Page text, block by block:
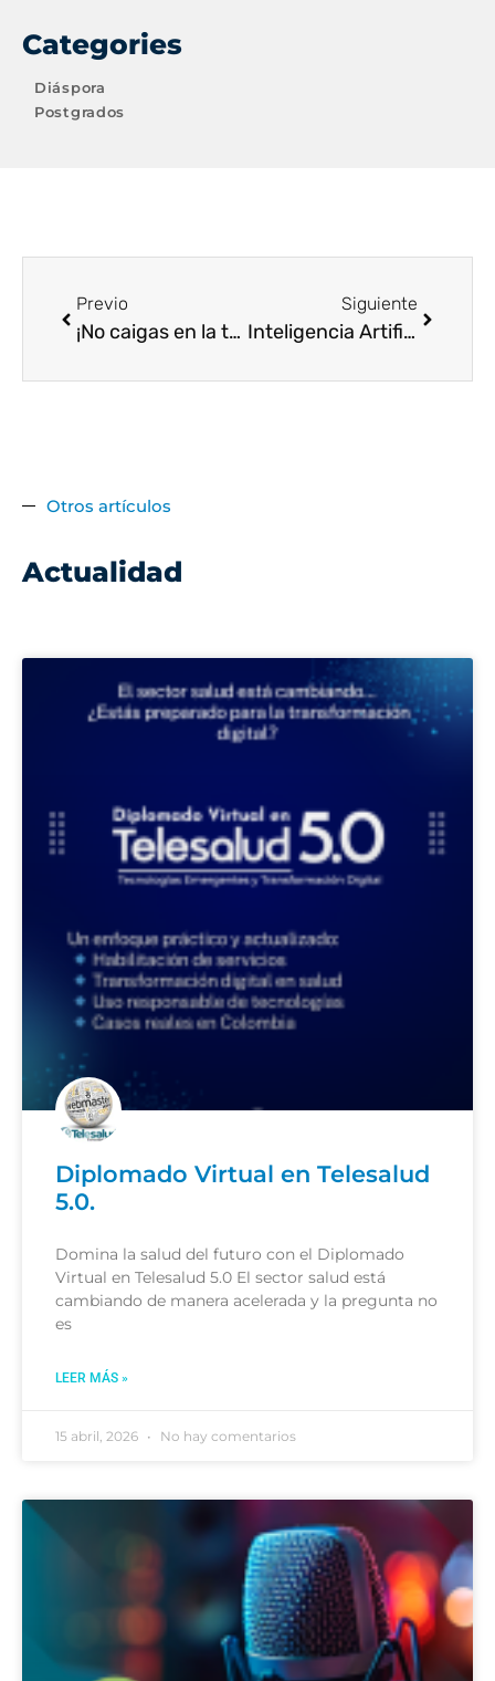
Categories
Diáspora
Postgrados
Previo
¡No caigas en la trampa! Tu guía definitiva para navegar seguro en Internet 🛡
Siguiente
Inteligencia Artificial y medicina un código para la vida: Cuando los datos salvan vidas.
Otros artículos
Actualidad
Diplomado Virtual en Telesalud
5.0.
Domina la salud del futuro con el Diplomado
Virtual en Telesalud 5.0 El sector salud está
cambiando de manera acelerada y la pregunta no
es
LEER MÁS »
15 abril, 2026 No hay comentarios